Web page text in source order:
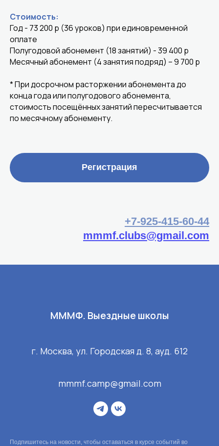
Стоимость:
Год - 73 200 р (36 уроков) при единовременной
оплате
Полугодовой абонемент (18 занятий) - 39 400 р
Месячный абонемент (4 занятия подряд) – 9 700 р
* При досрочном расторжении абонемента до
конца года или полугодового абонемента,
стоимость посещённых занятий пересчитывается
по месячному абонементу.
Регистрация
+7-925-415‑60‑44‬
mmmf.clubs@gmail.com
МММФ. Выездные школы
г. Москва, ул. Городская д. 8, ауд. 612
mmmf.camp@gmail.com
Подпишитесь на новости, чтобы оставаться в курсе событий во